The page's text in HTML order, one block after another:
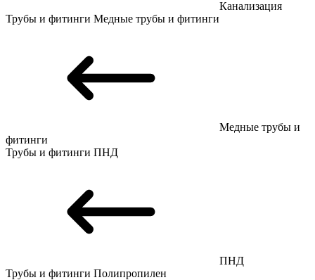
Канализация
Трубы и фитинги Медные трубы и фитинги
Медные трубы и
фитинги
Трубы и фитинги ПНД
ПНД
Трубы и фитинги Полипропилен